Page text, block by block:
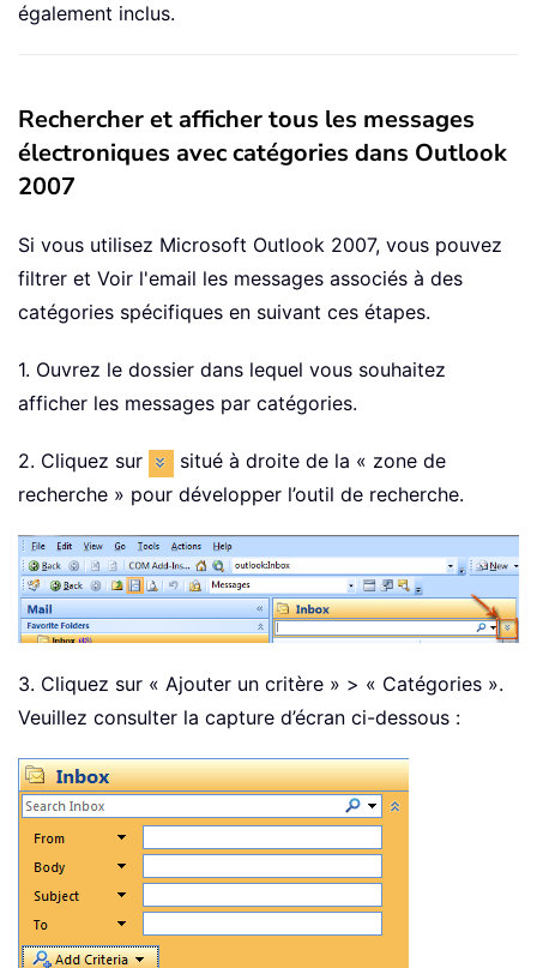
également inclus.
Rechercher et afficher tous les messages
électroniques avec catégories dans Outlook
2007
Si vous utilisez Microsoft Outlook 2007, vous pouvez
filtrer et Voir l'email les messages associés à des
catégories spécifiques en suivant ces étapes.
1. Ouvrez le dossier dans lequel vous souhaitez
afficher les messages par catégories.
2. Cliquez sur
situé à droite de la « zone de
recherche » pour développer l’outil de recherche.
3. Cliquez sur « Ajouter un critère » > « Catégories ».
Veuillez consulter la capture d’écran ci-dessous :